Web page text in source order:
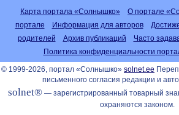
Карта портала «Солнышко» О портале
портале
Информация для авторов
родителей
Архив публикаций
Часто
Политика конфиденциальности
© 1999-2026, портал «Солнышко» solnet.ee
письменного согласия редакции и
solnet® — зарегистрированный товарный
охраняются законом.